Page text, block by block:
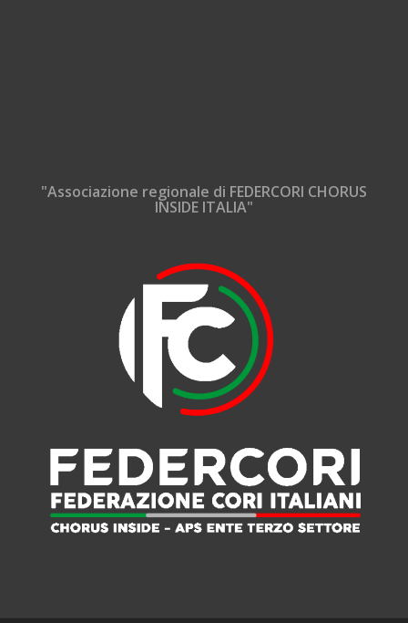
"Associazione regionale di FEDERCORI CHORUS
INSIDE ITALIA"